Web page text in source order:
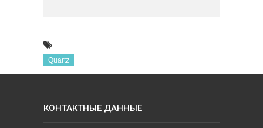
Quartz
КОНТАКТНЫЕ ДАННЫЕ